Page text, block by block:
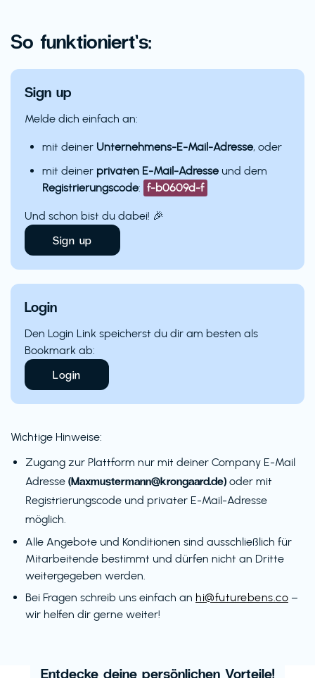
So funktioniert’s:
Sign up
Melde dich einfach an:
mit deiner Unternehmens-E-Mail-Adresse, oder
mit deiner privaten E-Mail-Adresse und dem
Registrierungscode: f-b0609d-f
Und schon bist du dabei! 🎉
Sign up
Login
Den Login Link speicherst du dir am besten als
Bookmark ab:
Login
Wichtige Hinweise:
Zugang zur Plattform nur mit deiner Company E-Mail
Adresse (Maxmustermann@krongaard.de) oder mit
Registrierungscode und privater E-Mail-Adresse
möglich.
Alle Angebote und Konditionen sind ausschließlich für
Mitarbeitende bestimmt und dürfen nicht an Dritte
weitergegeben werden.
Bei Fragen schreib uns einfach an hi@futurebens.co –
wir helfen dir gerne weiter!
Entdecke deine persönlichen Vorteile!